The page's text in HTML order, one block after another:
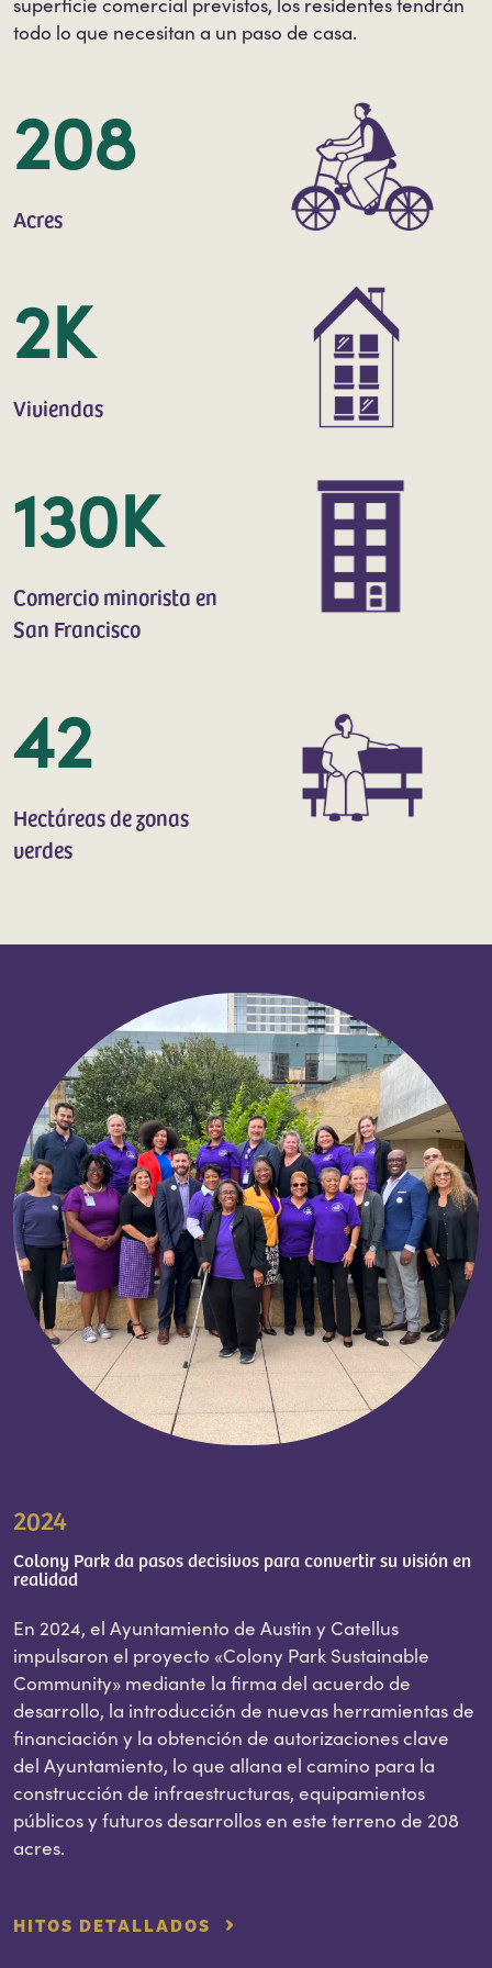
superficie comercial previstos, los residentes tendrán
todo lo que necesitan a un paso de casa.
208
Acres
2K
Viviendas
130K
Comercio minorista en
San Francisco
42
Hectáreas de zonas
verdes
2024
Colony Park da pasos decisivos para convertir su visión en
realidad
En 2024, el Ayuntamiento de Austin y Catellus
impulsaron el proyecto «Colony Park Sustainable
Community» mediante la firma del acuerdo de
desarrollo, la introducción de nuevas herramientas de
financiación y la obtención de autorizaciones clave
del Ayuntamiento, lo que allana el camino para la
construcción de infraestructuras, equipamientos
públicos y futuros desarrollos en este terreno de 208
acres.
HITOS DETALLADOS